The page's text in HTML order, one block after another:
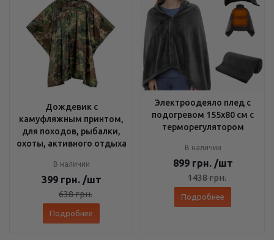
Дождевик с
камуфляжным принтом,
для походов, рыбалки,
охоты, активного отдыха
В наличии
399 грн. /шт
638грн.
Подробнее
Электроодеяло плед с
подогревом 155х80 см с
терморегулятором
В наличии
899 грн. /шт
1438грн.
Подробнее